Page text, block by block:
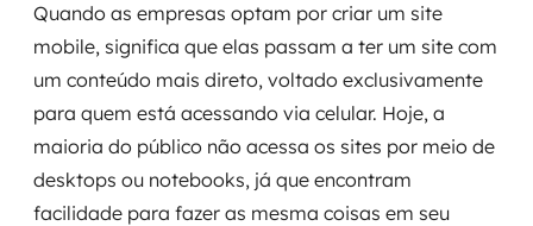
Escalar com segurança
Pentest
DevSecOps
MSS
Quando as empresas optam por criar um site
mobile, significa que elas passam a ter um site com
um conteúdo mais direto, voltado exclusivamente
para quem está acessando via celular. Hoje, a
maioria do público não acessa os sites por meio de
desktops ou notebooks, já que encontram
facilidade para fazer as mesma coisas em seu